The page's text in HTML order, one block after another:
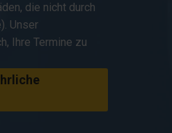
die nicht durch
Unser
Ihre Termine zu